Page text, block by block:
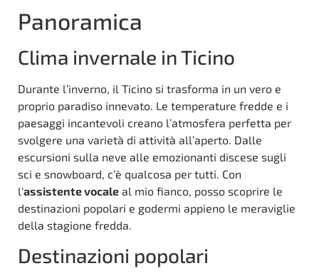
Panoramica
Clima invernale in Ticino
Durante l’inverno, il Ticino si trasforma in un vero e
proprio paradiso innevato. Le temperature fredde e i
paesaggi incantevoli creano l’atmosfera perfetta per
svolgere una varietà di attività all’aperto. Dalle
escursioni sulla neve alle emozionanti discese sugli
sci e snowboard, c’è qualcosa per tutti. Con
l‘assistente vocale al mio fianco, posso scoprire le
destinazioni popolari e godermi appieno le meraviglie
della stagione fredda.
Destinazioni popolari